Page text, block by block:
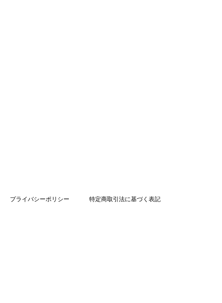
プライバシーポリシー 特定商取引法に基づく表記